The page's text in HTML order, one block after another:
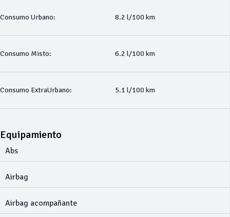
Consumo Urbano: 8.2 l/100 km
Consumo Misto: 6.2 l/100 km
Consumo ExtraUrbano: 5.1 l/100 km
Equipamiento
Abs
Airbag
Airbag acompañante